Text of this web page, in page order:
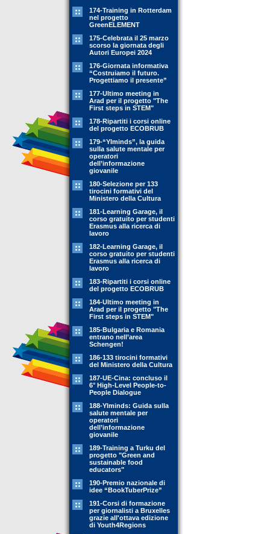
174-Training in Rotterdam
nel progetto
GreenELEMENT
175-Celebrata il 25 marzo
scorso la giornata degli
Autori Europei 2024
176-Giornata informativa
“Costruiamo il futuro.
Progettiamo il presente”
177-Ultimo meeting in
Arad per il progetto "The
First steps in STEM"
178-Ripartiti i corsi online
del progetto ECOBRUB
179-“YIminds”, la guida
sulla salute mentale per
operatori
dell’informazione
giovanile
180-Selezione per 133
tirocini formativi del
Ministero della Cultura
181-Learning Garage, il
corso gratuito per studenti
Erasmus alla ricerca di
lavoro
182-Learning Garage, il
corso gratuito per studenti
Erasmus alla ricerca di
lavoro
183-Ripartiti i corsi online
del progetto ECOBRUB
184-Ultimo meeting in
Arad per il progetto "The
First steps in STEM"
185-Bulgaria e Romania
entrano nell’area
Schengen!
186-133 tirocini formativi
del Ministero della Cultura
187-UE-Cina: concluso il
6° High-Level People-to-
People Dialogue
188-YIminds: Guida sulla
salute mentale per
operatori
dell’informazione
giovanile
189-Training a Turku del
progetto "Green and
sustainable food
educators"
190-Premio nazionale di
idee “BookTuberPrize”
191-Corsi di formazione
per giornalisti a Bruxelles
grazie all'ottava edizione
di Youth4Regions